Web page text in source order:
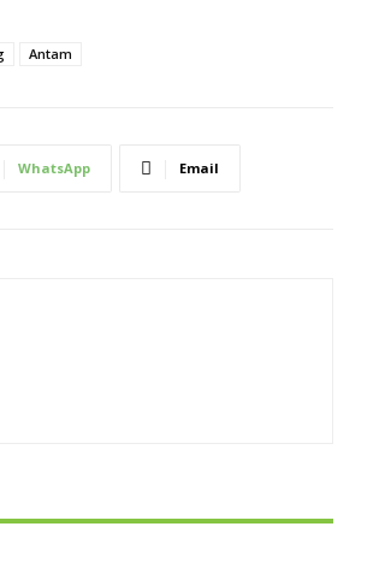
Antam
WhatsApp Email